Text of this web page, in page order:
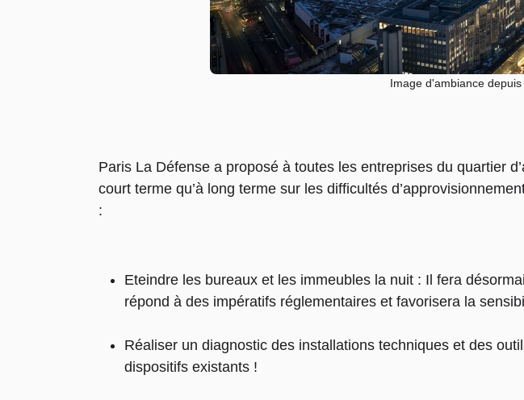
Image d'ambiance
Paris La Défense a proposé à toutes les entreprises du quartier
court terme qu’à long terme sur les difficultés
:
Eteindre les bureaux et les immeubles la nuit : Il fera
répond à des impératifs réglementaires et favorisera la
Réaliser un diagnostic des installations techniques et des
dispositifs existants !